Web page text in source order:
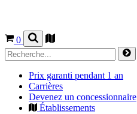
0
Prix garanti pendant 1 an
Carrières
Devenez un concessionnaire
Établissements